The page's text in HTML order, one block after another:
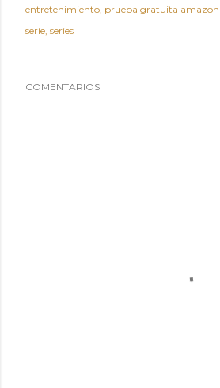
entretenimiento prueba gratuita
serie series
COMENTARIOS